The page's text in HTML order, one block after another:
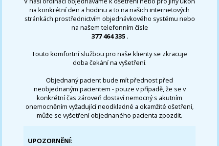
na konkrétní den a hodinu a to na našich internetových
stránkách prostřednictvím objednávkového systému nebo
na našem telefonním čísle
377 464 335 .
Touto komfortní službou pro naše klienty se zkracuje
doba čekání na vyšetření.
Objednaný pacient bude mít přednost před
neobjednaným pacientem - pouze v případě, že se v
konkrétní čas zároveň dostaví nemocný s akutním
onemocněním vyžadující neodkladné a okamžité ošetření,
může se vyšetření objednaného pacienta zpozdit.
UPOZORNĚNÍ: